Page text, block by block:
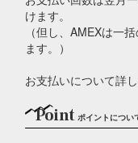
けます。
（但し、AMEXは一
ます。）
お支払いについて詳
Point ポイントについ